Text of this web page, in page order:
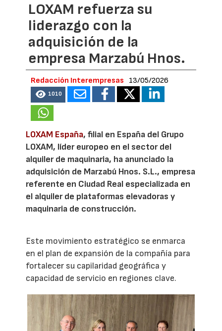
LOXAM refuerza su
liderazgo con la
adquisición de la
empresa Marzabú Hnos.
Redacción Interempresas 13/05/2026
1010
LOXAM España, filial en España del Grupo
LOXAM, líder europeo en el sector del
alquiler de maquinaria, ha anunciado la
adquisición de Marzabú Hnos. S.L., empresa
referente en Ciudad Real especializada en
el alquiler de plataformas elevadoras y
maquinaria de construcción.
Este movimiento estratégico se enmarca
en el plan de expansión de la compañía para
fortalecer su capilaridad geográfica y
capacidad de servicio en regiones clave.